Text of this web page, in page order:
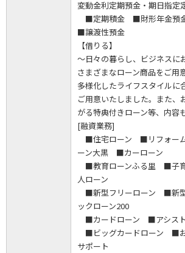
変動金利定期預金・期日指定
■定期積金 ■財形年金預
■譲渡性預金
【借りる】
～日々の暮らし、ビジネスに
さまざまなローン商品をご用
多様化したライフスタイルに
ご用意いたしました。また、
がる特典付きローン等、内容
[融資業務]
■住宅ローン ■リフォー
ーン大黒 ■カーローン
■教育ローンふる里 ■子
人ローン
■新型フリーローン ■新
ックローン200
■カードローン ■アシスト
■ビッグカードローン ■お
サポート